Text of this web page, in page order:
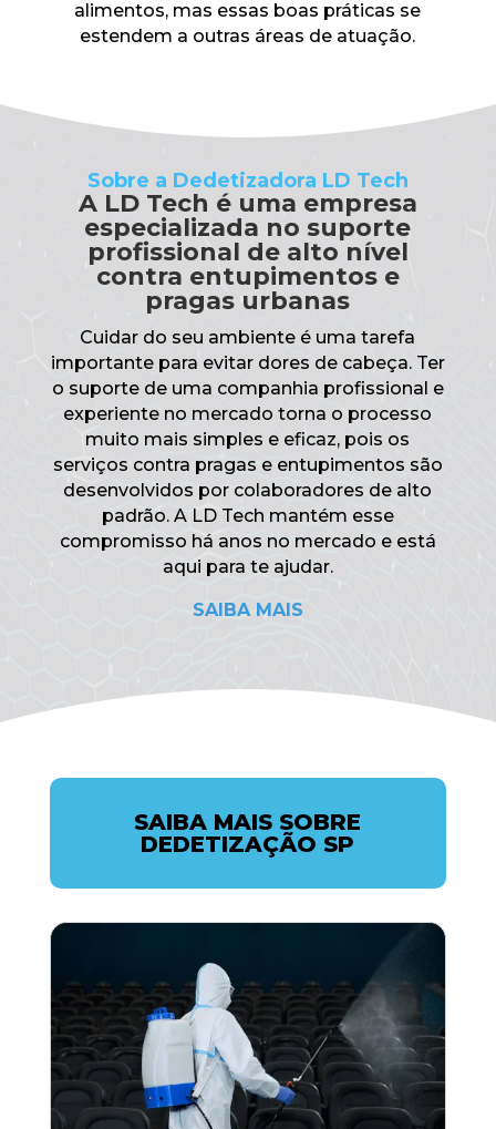
alimentos, mas essas boas práticas se
estendem a outras áreas de atuação.
Sobre a Dedetizadora LD Tech
A LD Tech é uma empresa
especializada no suporte
profissional de alto nível
contra entupimentos e
pragas urbanas
Cuidar do seu ambiente é uma tarefa
importante para evitar dores de cabeça. Ter
o suporte de uma companhia profissional e
experiente no mercado torna o processo
muito mais simples e eficaz, pois os
serviços contra pragas e entupimentos são
desenvolvidos por colaboradores de alto
padrão. A LD Tech mantém esse
compromisso há anos no mercado e está
aqui para te ajudar.
SAIBA MAIS
SAIBA MAIS SOBRE
DEDETIZAÇÃO SP